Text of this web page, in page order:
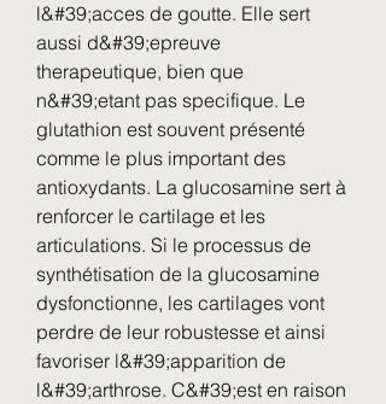
l&#39;acces de goutte. Elle sert
aussi d&#39;epreuve
therapeutique, bien que
n&#39;etant pas specifique. Le
glutathion est souvent présenté
comme le plus important des
antioxydants. La glucosamine sert à
renforcer le cartilage et les
articulations. Si le processus de
synthétisation de la glucosamine
dysfonctionne, les cartilages vont
perdre de leur robustesse et ainsi
favoriser l&#39;apparition de
l&#39;arthrose. C&#39;est en raison